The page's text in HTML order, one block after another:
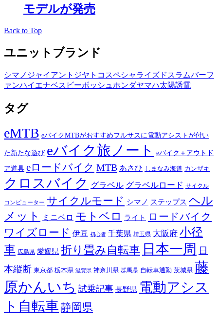
モデルが発売
Back to Top
ユニットブランド
シマノ ジャイアント ジヤトコ スペシャライズド スラムバーフ
ァンハイエナベスビーボッシュ ホンダヤマハ太陽誘電
タグ
eMTB eバイクMTBがおすすめフルサスに電動アシストが付い
た新たな遊び eバイク旅ノート
eバイク＋アウトド
ア道具 eロードバイク MTB あさひ しまなみ海道 カンザキ
クロスバイク グラベル グラベルロード サイクル
コンピューター サイクルモード シマノ ステップス ヘル
メット
ミニベロ モトベロ ライト
ロードバイク
ワイズロード 伊豆 初心者 千葉県 埼玉県 大阪府 小径
車 広島県 愛媛県 折り畳み自転車 日本一周
日
本縦断 東京都 栃木県 滋賀県 神奈川県 群馬県 自転車通勤 茨城県 藤
原かんいち 試乗記事 長野県 電動アシス
ト自転車 静岡県